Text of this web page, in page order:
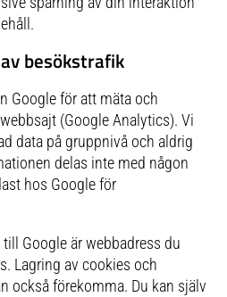
besökstrafik
Google för att mäta och
(Google Analytics). Vi
data på gruppnivå och aldrig
delas inte med någon
hos Google för
Google är webbadress du
Lagring av cookies och
också förekomma. Du kan själv